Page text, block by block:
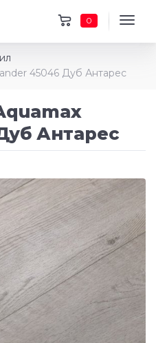
0
45046 Дуб Антарес
Антарес